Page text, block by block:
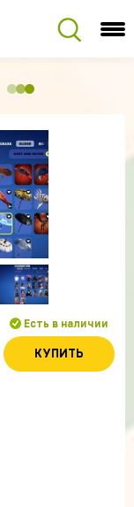
Есть в наличии
КУПИТЬ